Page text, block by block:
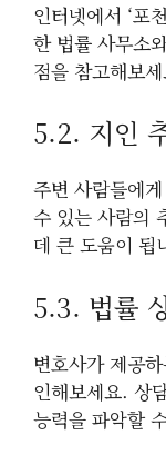
인터넷에서 ‘포
한 법률 사무소
점을 참고해보
5.2. 지인
주변 사람들에
수 있는 사람의
데 큰 도움이 됩
5.3. 법률
변호사가 제공
인해보세요. 상
능력을 파악할